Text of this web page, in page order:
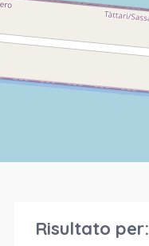
Risultato per: